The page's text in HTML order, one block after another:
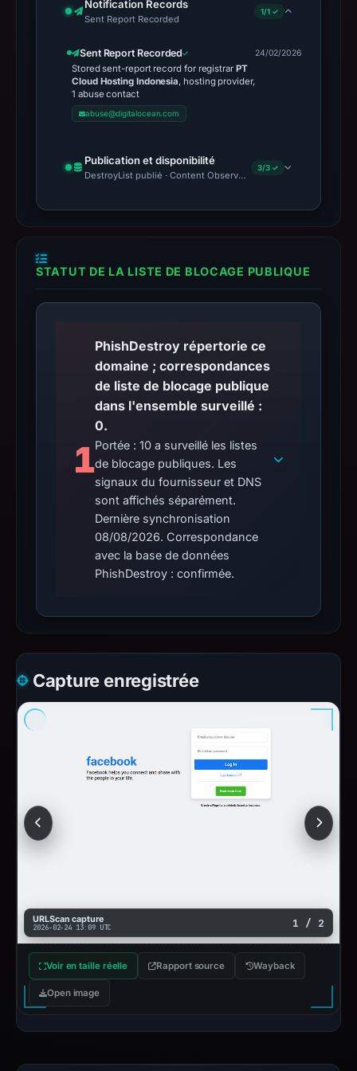
Notification Records
Sent Report Recorded
1/1 ✓
Sent Report Recorded
Stored sent-report record for registrar PT
Cloud Hosting Indonesia, hosting provider,
1 abuse contact
abuse@digitalocean.com
24/02/2026
Publication et disponibilité
DestroyList publié · Content Observed Unavailable · Délai
3/3 ✓
STATUT DE LA LISTE DE BLOCAGE PUBLIQUE
1
PhishDestroy répertorie ce
domaine ; correspondances
de liste de blocage publique
dans l'ensemble surveillé :
0.
Portée : 10 a surveillé les listes
de blocage publiques. Les
signaux du fournisseur et DNS
sont affichés séparément.
Dernière synchronisation
08/08/2026. Correspondance
avec la base de données
PhishDestroy : confirmée.
Capture enregistrée
URLScan capture
2026-02-24 13:09 UTC 1 / 2
Voir en taille réelle Rapport source Wayback
Open image